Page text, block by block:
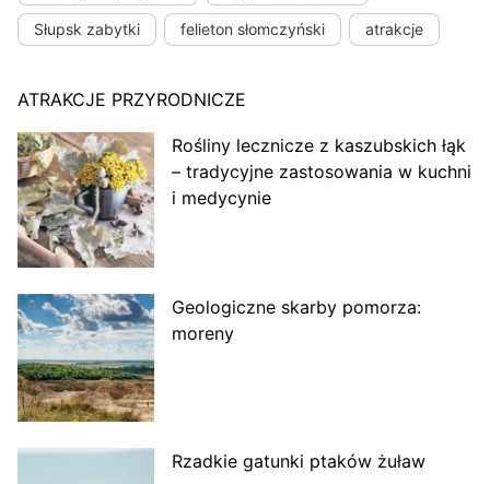
Słupsk zabytki felieton słomczyński atrakcje
ATRAKCJE PRZYRODNICZE
Rośliny lecznicze z kaszubskich łąk
– tradycyjne zastosowania w kuchni
i medycynie
Geologiczne skarby pomorza:
moreny
Rzadkie gatunki ptaków żuław